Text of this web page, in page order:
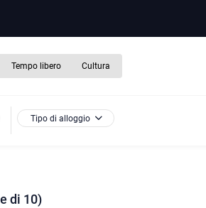
Tempo libero Cultura
Tipo di alloggio
di 10)